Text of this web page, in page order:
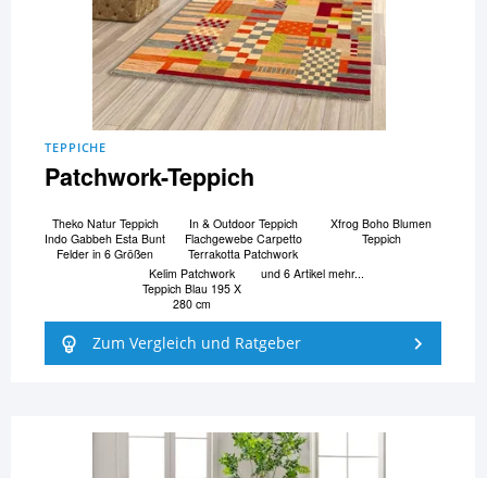
TEPPICHE
Patchwork-Teppich
Theko Natur Teppich
Indo Gabbeh Esta Bunt
Felder in 6 Größen
In & Outdoor Teppich
Flachgewebe Carpetto
Terrakotta Patchwork
Xfrog Boho Blumen
Teppich
Kelim Patchwork
Teppich Blau 195 X
280 cm
und 6 Artikel mehr...
Zum Vergleich und Ratgeber